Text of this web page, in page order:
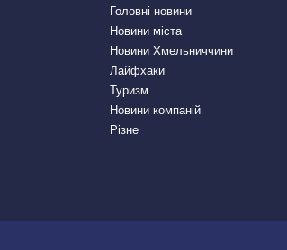
Головні новини
Новини міста
Новини Хмельниччини
Лайфхаки
Туризм
Новини компаній
Різне